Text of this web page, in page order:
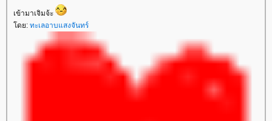
เข้ามาเจิมจ้ะ
ดย: ทะเลอาบแสงจันทร์